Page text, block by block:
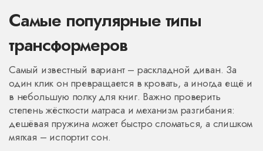
Самые популярные типы
трансформеров
Самый известный вариант – раскладной диван. За
один клик он превращается в кровать, а иногда ещё и
в небольшую полку для книг. Важно проверить
степень жёсткости матраса и механизм разгибания:
дешёвая пружина может быстро сломаться, а слишком
мягкая – испортит сон.